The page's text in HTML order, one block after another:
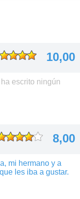
10,00
escrito ningún
8,00
mi hermano y a
les iba a gustar.